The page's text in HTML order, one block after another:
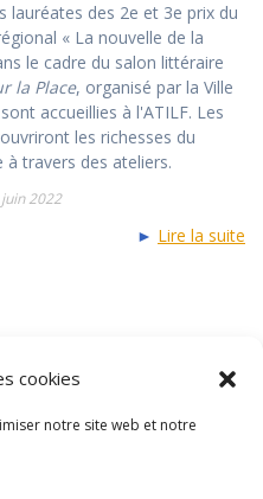
cookies
notre site web et notre
lauréates des 2e et 3e prix du
« La nouvelle de la
le cadre du salon littéraire
la Place, organisé par la Ville
accueillies à l'ATILF. Les
les richesses du
à travers des ateliers.
2022
► Lire la suite
Radio France
Emmanuelle Daviet,